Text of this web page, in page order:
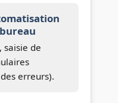
saisie de
erreurs).